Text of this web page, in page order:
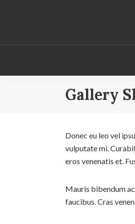
navigation
content
Gallery
Donec eu leo vel
vulputate mi.
eros venenatis et.
Mauris bibendum
faucibus. Cras